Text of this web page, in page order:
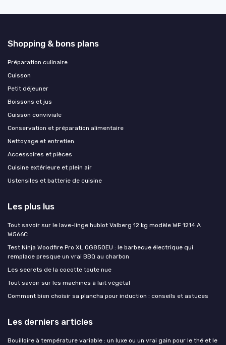
Shopping & bons plans
Préparation culinaire
Cuisson
Petit déjeuner
Boissons et jus
Cuisson conviviale
Conservation et préparation alimentaire
Nettoyage et entretien
Accessoires et pièces
Cuisine extérieure et plein air
Ustensiles et batterie de cuisine
Les plus lus
Tout savoir sur le lave-linge hublot Valberg 12 kg modèle WF 1214 A
W566C
Test Ninja Woodfire Pro XL OG850EU : le barbecue électrique qui
remplace presque un vrai BBQ au charbon
Les secrets de la cocotte toute nue
Tout savoir sur les machines à lait végétal
Comment bien choisir sa plancha pour induction : conseils et astuces
Les derniers articles
Bouilloire à température variable : un luxe ou un vrai gain pour le thé et le